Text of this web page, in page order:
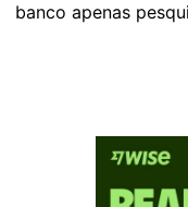
banco apenas